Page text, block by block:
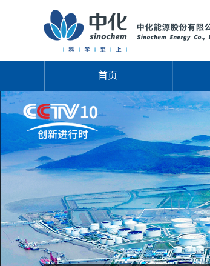
首页